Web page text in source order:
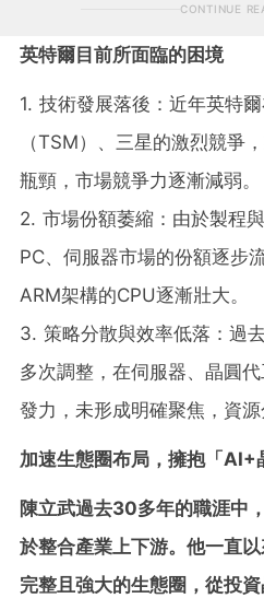
CONTINUE
英特爾目前所面臨的困境
1. 技術發展落後：近年英特
（TSM）、三星的激烈競爭
瓶頸，市場競爭力逐漸減弱。
2. 市場份額萎縮：由於製程
PC、伺服器市場的份額逐步
ARM架構的CPU逐漸壯大。
3. 策略分散與效率低落：過
多次調整，在伺服器、晶圓
發力，未形成明確聚焦，資源
加速生態圈布局，擁抱「AI+
陳立武過去30多年的職涯中
於整合產業上下游。他一直
完整且強大的生態圈，從投